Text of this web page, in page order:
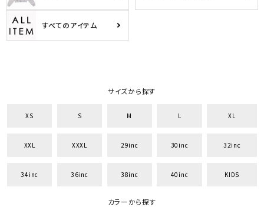
すべてのアイテム
サイズから探す
XS S M L XL
XXL XXXL 29inc 30inc 32inc
34inc 36inc 38inc 40inc KIDS
カラーから探す